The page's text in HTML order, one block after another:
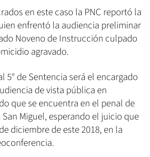
en este caso la PNC reportó la
enfrentó la audiencia preliminar
Noveno de Instrucción culpado
agravado.
5° de Sentencia será el encargado
de vista pública en
que se encuentra en el penal de
Miguel, esperando el juicio que
diciembre de este 2018, en la